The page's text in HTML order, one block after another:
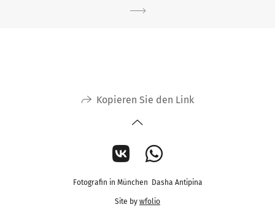
Kopieren Sie den Link
Fotografin in München Dasha Antipina
Site by wfolio